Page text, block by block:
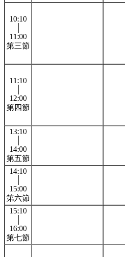
10:10
11:00
第三節
11:10
12:00
第四節
13:10
14:00
第五節
14:10
15:00
第六節
15:10
16:00
第七節